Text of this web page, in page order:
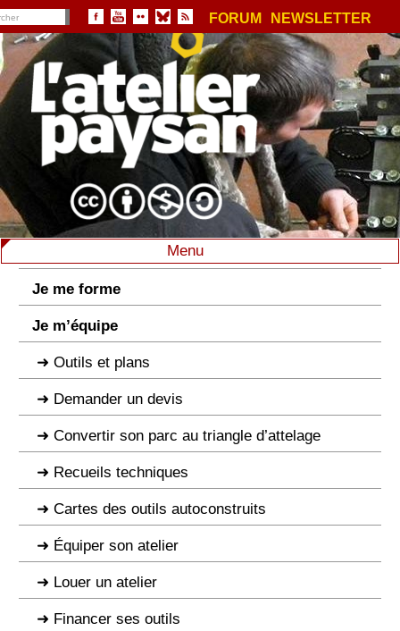
FORUM NEWSLETTER
Menu
Je me forme
Je m’équipe
Outils et plans
Demander un devis
Convertir son parc au triangle d’attelage
Recueils techniques
Cartes des outils autoconstruits
Équiper son atelier
Louer un atelier
Financer ses outils